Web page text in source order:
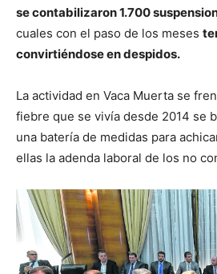
se contabilizaron 1.700
cuales con el paso de los meses
convirtiéndose en despidos.
La actividad en Vaca Muerta se
fiebre que se vivía desde 2014 se
una batería de medidas para
ellas la adenda laboral de los no